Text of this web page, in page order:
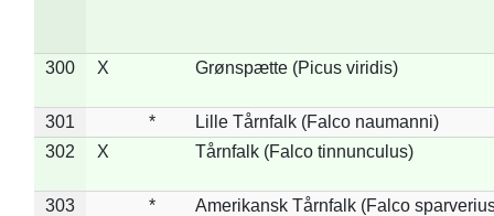
300 X Grønspætte (Picus viridis)
301 *
Lille Tårnfalk (Falco naumanni)
302
X Tårnfalk (Falco tinnunculus)
303 *
Amerikansk Tårnfalk (Falco